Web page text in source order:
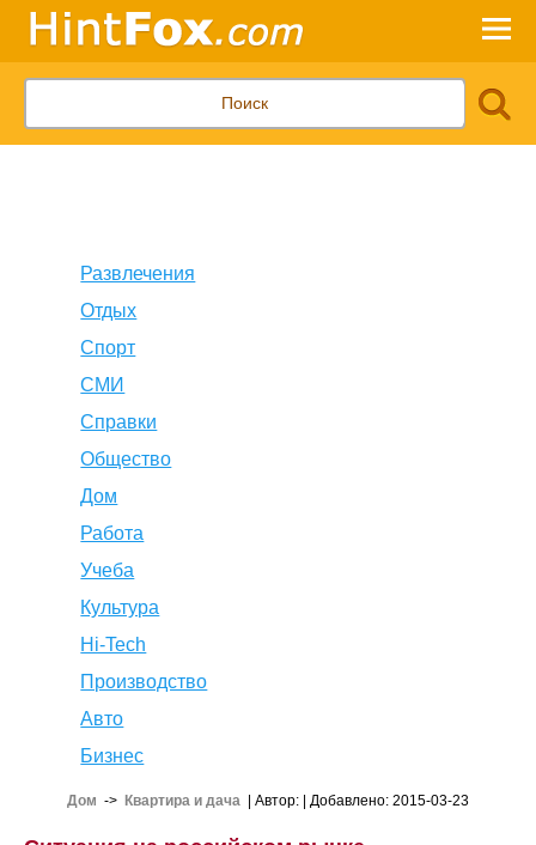
Развлечения
Отдых
Спорт
СМИ
Справки
Общество
Дом
Работа
Учеба
Культура
Hi-Tech
Производство
Авто
Бизнес
Дом -> Квартира и дача | Автор: | Добавлено: 2015-03-23